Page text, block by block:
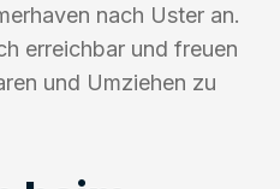
nach Uster an.
erreichbar und freuen
und Umziehen zu